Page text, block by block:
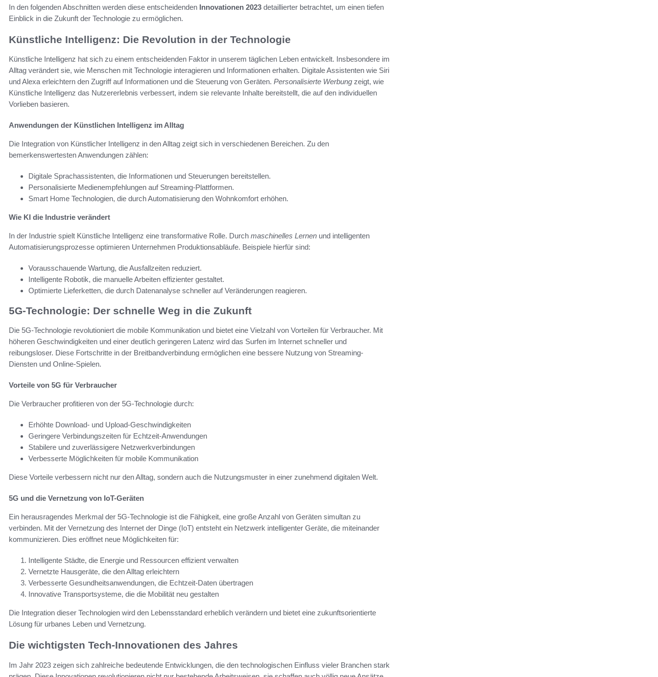
In den folgenden Abschnitten werden diese entscheidenden Innovationen 2023 detaillierter betrachtet, um einen tiefen
Einblick in die Zukunft der Technologie zu ermöglichen.
Künstliche Intelligenz: Die Revolution in der Technologie
Künstliche Intelligenz hat sich zu einem entscheidenden Faktor in unserem täglichen Leben entwickelt. Insbesondere im
Alltag verändert sie, wie Menschen mit Technologie interagieren und Informationen erhalten. Digitale Assistenten wie Siri
und Alexa erleichtern den Zugriff auf Informationen und die Steuerung von Geräten. Personalisierte Werbung zeigt, wie
Künstliche Intelligenz das Nutzererlebnis verbessert, indem sie relevante Inhalte bereitstellt, die auf den individuellen
Vorlieben basieren.
Anwendungen der Künstlichen Intelligenz im Alltag
Die Integration von Künstlicher Intelligenz in den Alltag zeigt sich in verschiedenen Bereichen. Zu den
bemerkenswertesten Anwendungen zählen:
Digitale Sprachassistenten, die Informationen und Steuerungen bereitstellen.
Personalisierte Medienempfehlungen auf Streaming-Plattformen.
Smart Home Technologien, die durch Automatisierung den Wohnkomfort erhöhen.
Wie KI die Industrie verändert
In der Industrie spielt Künstliche Intelligenz eine transformative Rolle. Durch maschinelles Lernen und intelligenten
Automatisierungsprozesse optimieren Unternehmen Produktionsabläufe. Beispiele hierfür sind:
Vorausschauende Wartung, die Ausfallzeiten reduziert.
Intelligente Robotik, die manuelle Arbeiten effizienter gestaltet.
Optimierte Lieferketten, die durch Datenanalyse schneller auf Veränderungen reagieren.
5G-Technologie: Der schnelle Weg in die Zukunft
Die 5G-Technologie revolutioniert die mobile Kommunikation und bietet eine Vielzahl von Vorteilen für Verbraucher. Mit
höheren Geschwindigkeiten und einer deutlich geringeren Latenz wird das Surfen im Internet schneller und
reibungsloser. Diese Fortschritte in der Breitbandverbindung ermöglichen eine bessere Nutzung von Streaming-
Diensten und Online-Spielen.
Vorteile von 5G für Verbraucher
Die Verbraucher profitieren von der 5G-Technologie durch:
Erhöhte Download- und Upload-Geschwindigkeiten
Geringere Verbindungszeiten für Echtzeit-Anwendungen
Stabilere und zuverlässigere Netzwerkverbindungen
Verbesserte Möglichkeiten für mobile Kommunikation
Diese Vorteile verbessern nicht nur den Alltag, sondern auch die Nutzungsmuster in einer zunehmend digitalen Welt.
5G und die Vernetzung von IoT-Geräten
Ein herausragendes Merkmal der 5G-Technologie ist die Fähigkeit, eine große Anzahl von Geräten simultan zu
verbinden. Mit der Vernetzung des Internet der Dinge (IoT) entsteht ein Netzwerk intelligenter Geräte, die miteinander
kommunizieren. Dies eröffnet neue Möglichkeiten für:
Intelligente Städte, die Energie und Ressourcen effizient verwalten
Vernetzte Hausgeräte, die den Alltag erleichtern
Verbesserte Gesundheitsanwendungen, die Echtzeit-Daten übertragen
Innovative Transportsysteme, die die Mobilität neu gestalten
Die Integration dieser Technologien wird den Lebensstandard erheblich verändern und bietet eine zukunftsorientierte
Lösung für urbanes Leben und Vernetzung.
Die wichtigsten Tech-Innovationen des Jahres
Im Jahr 2023 zeigen sich zahlreiche bedeutende Entwicklungen, die den technologischen Einfluss vieler Branchen stark